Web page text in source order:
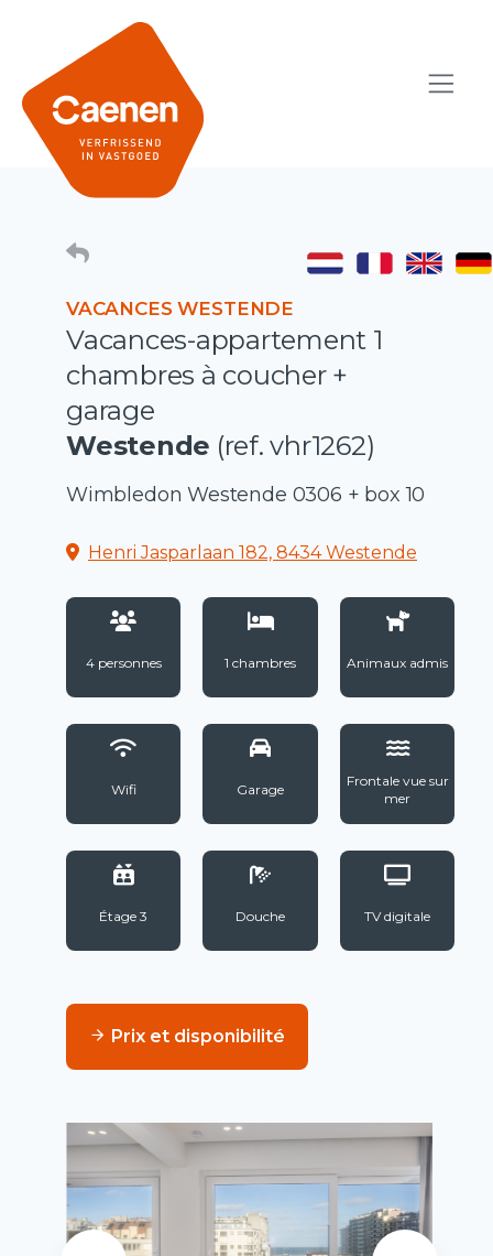
VACANCES WESTENDE
Vacances-appartement 1
chambres à coucher +
garage
Westende (ref. vhr1262)
Wimbledon Westende 0306 + box 10
Henri Jasparlaan 182, 8434 Westende
4 personnes 1 chambres Animaux admis
Wifi Garage
Frontale vue sur
mer
Étage 3 Douche TV digitale
Prix et disponibilité